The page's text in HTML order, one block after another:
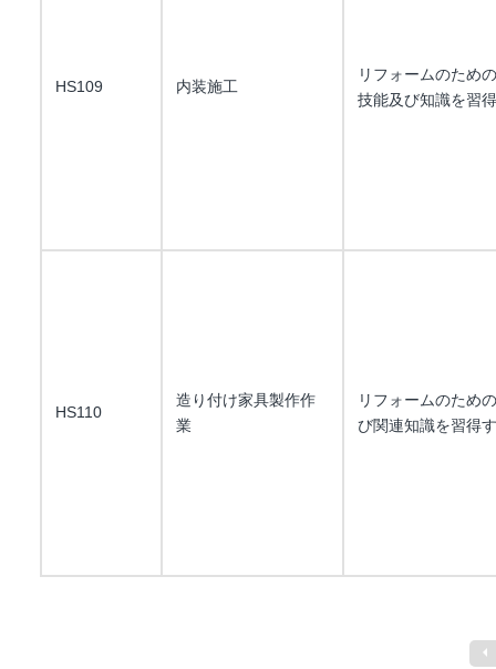
HS109 内装施工
リフォームのため
技能及び知識を習
HS110
造り付け家具製作作
業
リフォームのため
び関連知識を習得